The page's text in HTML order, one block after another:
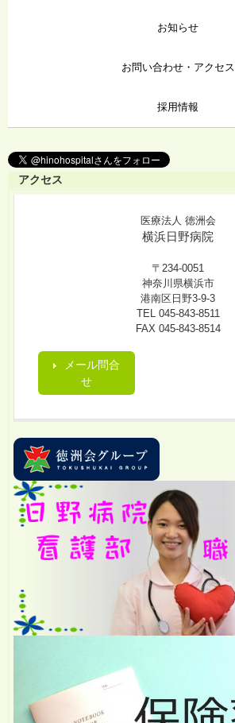
お知らせ
お問い合わせ・アクセス
採用情報
アクセス
医療法人 徳洲会
横浜日野病院
〒234-0051
神奈川県横浜市
港南区日野3-9-3
TEL 045-843-8511
FAX 045-843-8514
メール問合
せ